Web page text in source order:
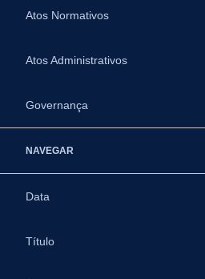
Atos Normativos
Atos Administrativos
Governança
NAVEGAR
Data
Título